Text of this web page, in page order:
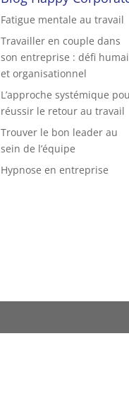
Fatigue mentale au travail
Travailler en couple dans
son entreprise : défi
et organisationnel
L’approche systémique
réussir le retour au travail
Trouver le bon leader au
sein de l’équipe
Hypnose en entreprise